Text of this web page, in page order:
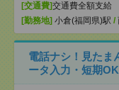
[交通費]交通費全額支給
[勤務地] 小倉(福岡県)駅 /
電話ナシ！見たま
ータ入力・短期